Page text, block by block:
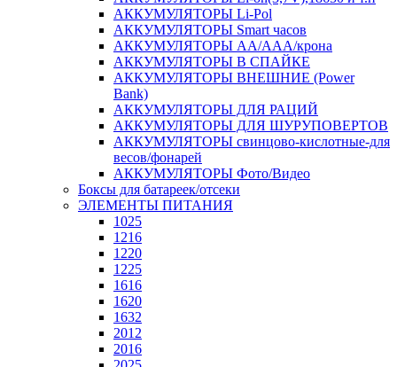
АККУМУЛЯТОРЫ Li-Pol
АККУМУЛЯТОРЫ Smart часов
АККУМУЛЯТОРЫ АА/ААА/крона
АККУМУЛЯТОРЫ В СПАЙКЕ
АККУМУЛЯТОРЫ ВНЕШНИЕ (Power
Bank)
АККУМУЛЯТОРЫ ДЛЯ РАЦИЙ
АККУМУЛЯТОРЫ ДЛЯ ШУРУПОВЕРТОВ
АККУМУЛЯТОРЫ свинцово-кислотные-для
весов/фонарей
АККУМУЛЯТОРЫ Фото/Видео
Боксы для батареек/отсеки
ЭЛЕМЕНТЫ ПИТАНИЯ
1025
1216
1220
1225
1616
1620
1632
2012
2016